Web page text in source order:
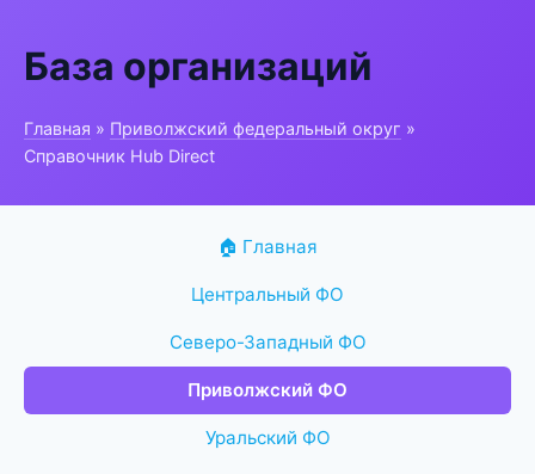
База организаций
Главная » Приволжский федеральный округ »
Справочник Hub Direct
🏠 Главная
Центральный ФО
Северо-Западный ФО
Приволжский ФО
Уральский ФО